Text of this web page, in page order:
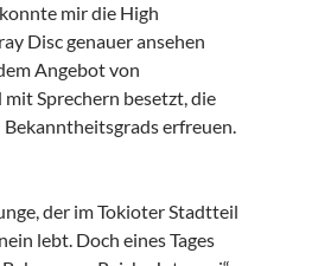
mir die High
Disc genauer ansehen
Angebot von
Sprechern besetzt, die
erfreuen.
der im Tokioter Stadtteil
lebt. Doch eines Tages